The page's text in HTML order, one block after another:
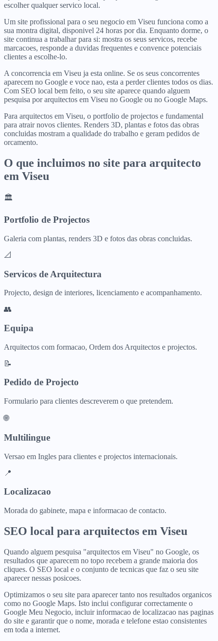
escolher qualquer servico local.
Um site profissional para o seu negocio em Viseu funciona como a
sua montra digital, disponivel 24 horas por dia. Enquanto dorme, o
site continua a trabalhar para si: mostra os seus servicos, recebe
marcacoes, responde a duvidas frequentes e convence potenciais
clientes a escolhe-lo.
A concorrencia em Viseu ja esta online. Se os seus concorrentes
aparecem no Google e voce nao, esta a perder clientes todos os dias.
Com SEO local bem feito, o seu site aparece quando alguem
pesquisa por arquitectos em Viseu no Google ou no Google Maps.
Para arquitectos em Viseu, o portfolio de projectos e fundamental
para atrair novos clientes. Renders 3D, plantas e fotos das obras
concluidas mostram a qualidade do trabalho e geram pedidos de
orcamento.
O que incluimos no site para arquitecto
em Viseu
🏛️
Portfolio de Projectos
Galeria com plantas, renders 3D e fotos das obras concluidas.
📐
Servicos de Arquitectura
Projecto, design de interiores, licenciamento e acompanhamento.
👥
Equipa
Arquitectos com formacao, Ordem dos Arquitectos e projectos.
📝
Pedido de Projecto
Formulario para clientes descreverem o que pretendem.
🌐
Multilingue
Versao em Ingles para clientes e projectos internacionais.
📍
Localizacao
Morada do gabinete, mapa e informacao de contacto.
SEO local para arquitectos em Viseu
Quando alguem pesquisa "arquitectos em Viseu" no Google, os
resultados que aparecem no topo recebem a grande maioria dos
cliques. O SEO local e o conjunto de tecnicas que faz o seu site
aparecer nessas posicoes.
Optimizamos o seu site para aparecer tanto nos resultados organicos
como no Google Maps. Isto inclui configurar correctamente o
Google Meu Negocio, incluir informacao de localizacao nas paginas
do site e garantir que o nome, morada e telefone estao consistentes
em toda a internet.